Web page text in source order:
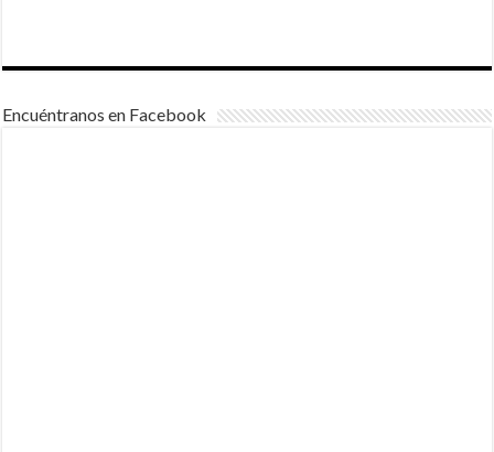
Encuéntranos en Facebook